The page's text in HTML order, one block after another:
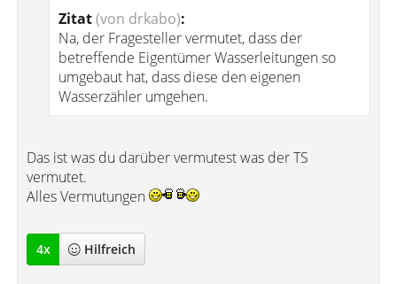
Zitat(von drkabo):
Na, der Fragesteller vermutet, dass der
betreffende Eigentümer Wasserleitungen so
umgebaut hat, dass diese den eigenen
Wasserzähler umgehen.
Das ist was du darüber vermutest was der TS
vermutet.
Alles Vermutungen
4x Hilfreich